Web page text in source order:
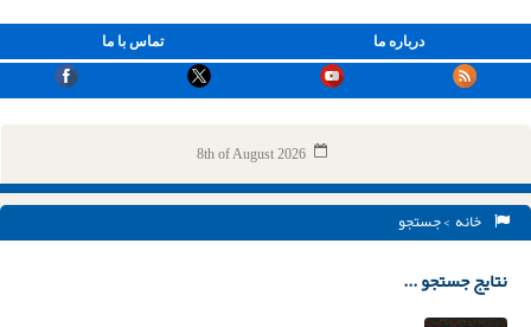
تماس با ما درباره ما
8th of August 2026
خانه > جستجو
نتایج جستجو ...